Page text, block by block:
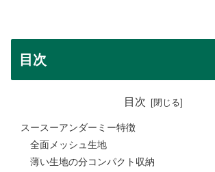
目次
目次
スースーアンダーミー特徴
全面メッシュ生地
薄い生地の分コンパクト収納